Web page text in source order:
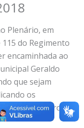
Plenário, em
do Regimento
encaminhada ao
Geraldo
que sejam
os
dos Bairros: